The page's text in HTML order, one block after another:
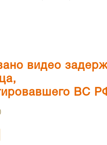
видео
ВС